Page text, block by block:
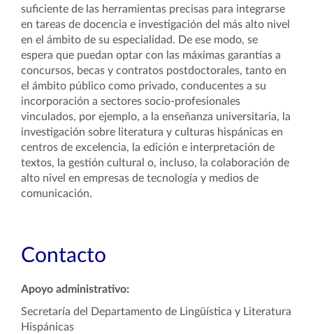
suficiente de las herramientas precisas para integrarse
en tareas de docencia e investigación del más alto nivel
en el ámbito de su especialidad. De ese modo, se
espera que puedan optar con las máximas garantías a
concursos, becas y contratos postdoctorales, tanto en
el ámbito público como privado, conducentes a su
incorporación a sectores socio-profesionales
vinculados, por ejemplo, a la enseñanza universitaria, la
investigación sobre literatura y culturas hispánicas en
centros de excelencia, la edición e interpretación de
textos, la gestión cultural o, incluso, la colaboración de
alto nivel en empresas de tecnología y medios de
comunicación.
Contacto
Apoyo administrativo:
Secretaría del Departamento de Lingüística y Literatura
Hispánicas